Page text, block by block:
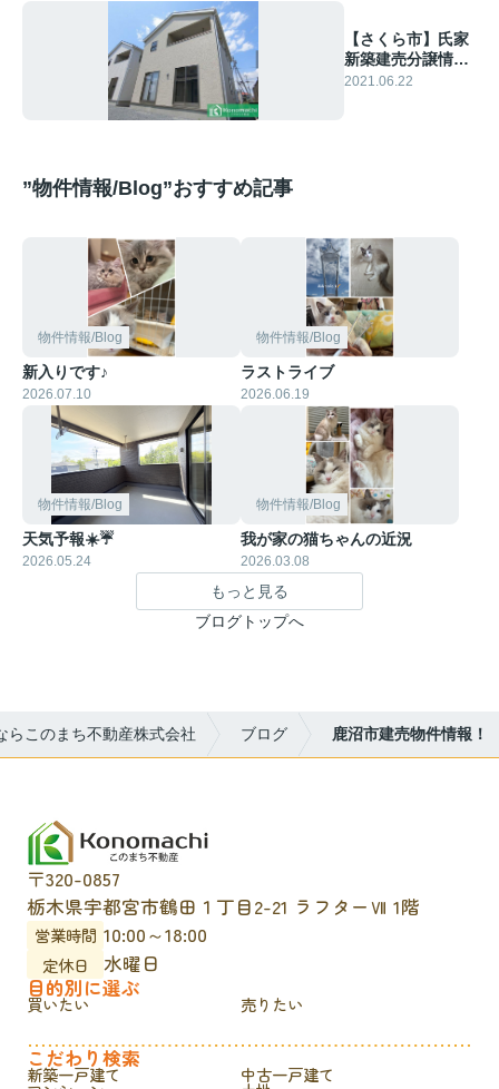
【さくら市】氏家
新築建売分譲情
報！
2021.06.22
”物件情報/Blog”おすすめ記事
物件情報/Blog
新入りです♪
2026.07.10
物件情報/Blog
ラストライブ
2026.06.19
物件情報/Blog
天気予報☀️☔
2026.05.24
物件情報/Blog
我が家の猫ちゃんの近況
2026.03.08
もっと見る
ブログトップへ
らこのまち不動産株式会社 ブログ 鹿沼市建売物件情報！
〒320-0857
栃木県宇都宮市鶴田１丁目2-21 ラフターⅦ 1階
営業時間 10:00～18:00
定休日
水曜日
目的別に選ぶ
買いたい 売りたい
こだわり検索
新築一戸建て 中古一戸建て